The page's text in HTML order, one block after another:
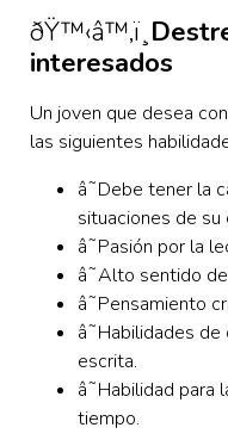
ðŸ™‹‍â™‚ï¸
interesados
Un joven que desea
las siguientes
â˜Debe tener la
situaciones de su
â˜Pasión por la
â˜Alto sentido
â˜Pensamiento
â˜Habilidades
escrita.
â˜Habilidad
tiempo.